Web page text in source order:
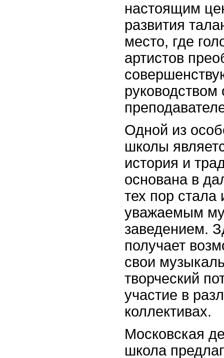
настоящим
развития
место, где
артистов
Одной из
школы
история и
основана в
тех пор стала
уважаемым
заведением.
получает
свои
творческий
участие в
коллективах.
Московская
школа